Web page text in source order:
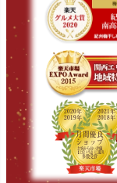
2020年
2019年
2021年
2018年
月間優良
ショップ
お客から高い評価
【上位１％】に選出
多数受賞